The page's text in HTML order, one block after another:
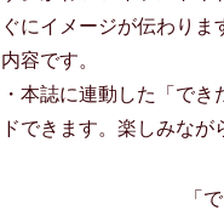
ぐにイメージが伝わりま
内容です。
・本誌に連動した「で
ドできます。楽しみなが
「